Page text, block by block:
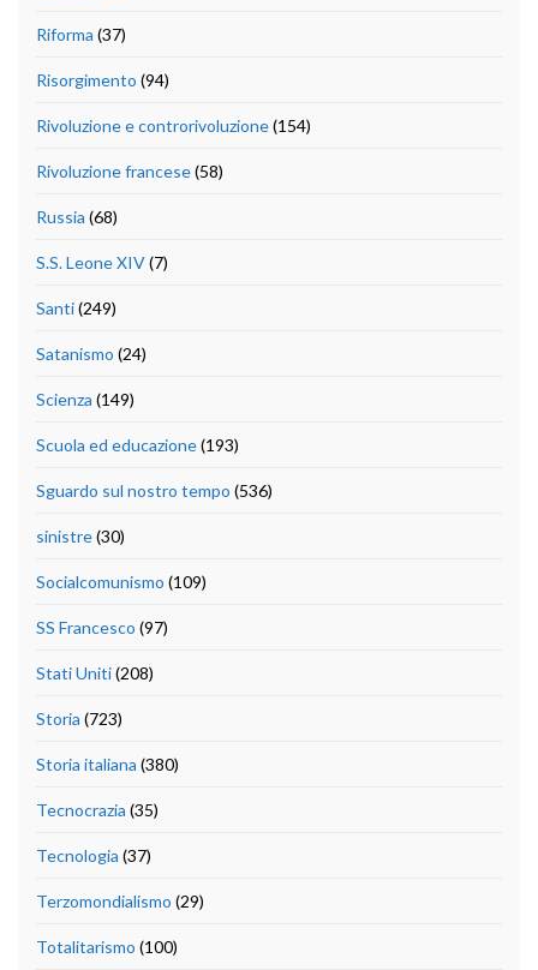
Riforma (37)
Risorgimento (94)
Rivoluzione e controrivoluzione(154)
Rivoluzione francese(58)
Russia (68)
S.S. Leone XIV(7)
Santi(249)
Satanismo (24)
Scienza (149)
Scuola ed educazione(193)
Sguardo sul nostro tempo (536)
sinistre(30)
Socialcomunismo (109)
SS Francesco (97)
Stati Uniti(208)
Storia (723)
Storia italiana (380)
Tecnocrazia (35)
Tecnologia (37)
Terzomondialismo (29)
Totalitarismo (100)